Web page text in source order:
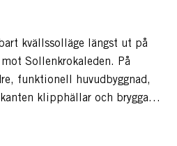
kvällssolläge längst ut på
Sollenkrokaleden. På
funktionell huvudbyggnad,
klipphällar och brygga